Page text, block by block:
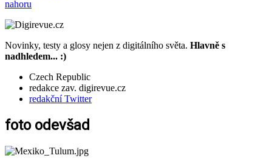
nahoru
Novinky, testy a glosy nejen z digitálního světa. Hlavně s
nadhledem... :)
Czech Republic
redakce zav. digirevue.cz
redakční Twitter
foto odevšad